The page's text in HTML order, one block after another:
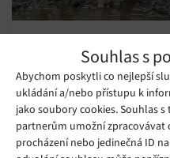
Souhlas s
Abychom poskytli co nejlepší
ukládání a/nebo přístupu k
jako soubory cookies. Souhlas
partnerům umožní zpracovávat
procházení nebo jedinečná ID
vypěstovaného
Pondělí 08. 08. 2022 Gabriela
Zdá se, že laboratorně
loňském roce získaly
masa a mořských plodů